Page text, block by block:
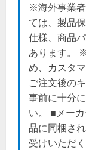
※海外事業
ては、製品
仕様、商品
あります。
め、カスタ
ご注文後の
事前に十分
い。 ■メー
品に同梱さ
受けいただ